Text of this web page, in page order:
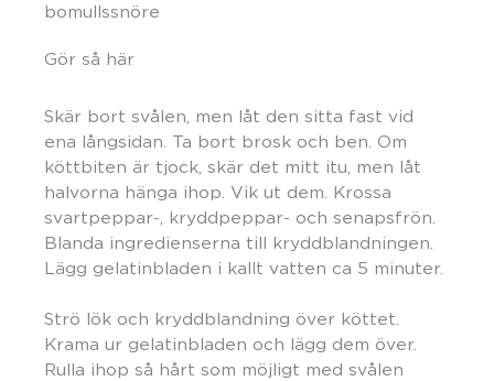
bomullssnöre
Gör så här
Skär bort svålen, men låt den sitta fast vid
ena långsidan. Ta bort brosk och ben. Om
köttbiten är tjock, skär det mitt itu, men låt
halvorna hänga ihop. Vik ut dem. Krossa
svartpeppar-, kryddpeppar- och senapsfrön.
Blanda ingredienserna till kryddblandningen.
Lägg gelatinbladen i kallt vatten ca 5 minuter.
Strö lök och kryddblandning över köttet.
Krama ur gelatinbladen och lägg dem över.
Rulla ihop så hårt som möjligt med svålen